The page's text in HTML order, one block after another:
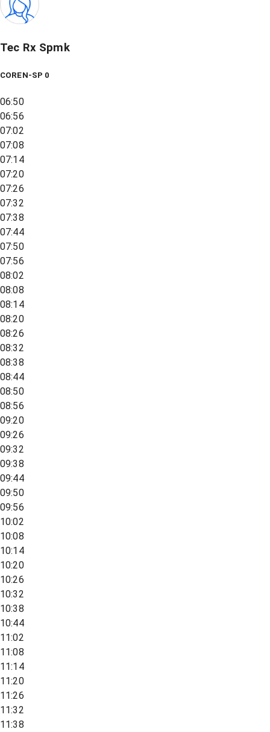
Tec Rx Spmk
COREN-SP 0
06:50
06:56
07:02
07:08
07:14
07:20
07:26
07:32
07:38
07:44
07:50
07:56
08:02
08:08
08:14
08:20
08:26
08:32
08:38
08:44
08:50
08:56
09:20
09:26
09:32
09:38
09:44
09:50
09:56
10:02
10:08
10:14
10:20
10:26
10:32
10:38
10:44
11:02
11:08
11:14
11:20
11:26
11:32
11:38